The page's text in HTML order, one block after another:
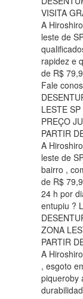
VISITA
A
leste de
rapidez e
de R$
Fale
LESTE SP
PREÇO
PARTIR
A
leste de
bairro ,
de R$
24 h por
entupiu ?
ZONA
PARTIR
A
, esgoto
piqueroby